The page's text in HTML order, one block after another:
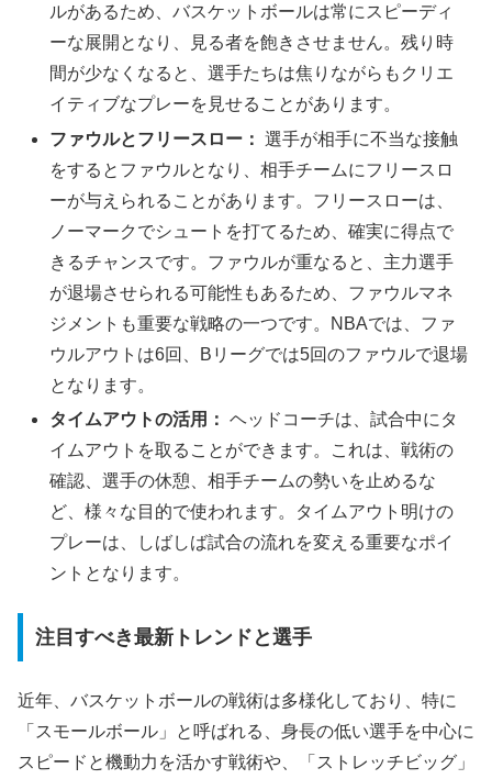
ルがあるため、バスケットボールは常にスピーディ
ーな展開となり、見る者を飽きさせません。残り時
間が少なくなると、選手たちは焦りながらもクリエ
イティブなプレーを見せることがあります。
ファウルとフリースロー： 選手が相手に不当な接触
をするとファウルとなり、相手チームにフリースロ
ーが与えられることがあります。フリースローは、
ノーマークでシュートを打てるため、確実に得点で
きるチャンスです。ファウルが重なると、主力選手
が退場させられる可能性もあるため、ファウルマネ
ジメントも重要な戦略の一つです。NBAでは、ファ
ウルアウトは6回、Bリーグでは5回のファウルで退場
となります。
タイムアウトの活用： ヘッドコーチは、試合中にタ
イムアウトを取ることができます。これは、戦術の
確認、選手の休憩、相手チームの勢いを止めるな
ど、様々な目的で使われます。タイムアウト明けの
プレーは、しばしば試合の流れを変える重要なポイ
ントとなります。
注目すべき最新トレンドと選手
近年、バスケットボールの戦術は多様化しており、特に
「スモールボール」と呼ばれる、身長の低い選手を中心に
スピードと機動力を活かす戦術や、「ストレッチビッグ」